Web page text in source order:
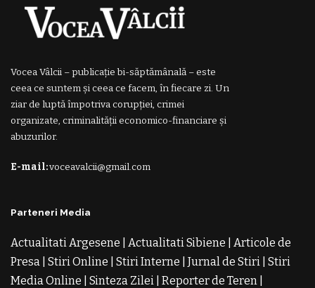
Vocea Vâlcii – publicație bi-săptămânală – este
ceea ce suntem și ceea ce facem, în fiecare zi. Un
ziar de luptă împotriva corupției, crimei
organizate, criminalității economico-financiare și
abuzurilor.
E-mail:voceavalcii@gmail.com
Parteneri Media
Actualitati Argesene Actualitati Sibiene
Articole de
Presa Stiri Online Stiri Interne Jurnal de Stiri Stiri
Media Online
Sinteza Zilei Reporter de Teren